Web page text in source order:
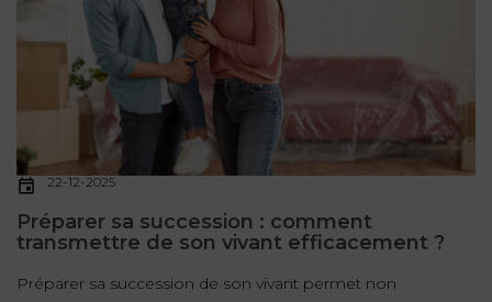
22-12-2025
Préparer sa succession : comment
transmettre de son vivant efficacement ?
Préparer sa succession de son vivant permet non